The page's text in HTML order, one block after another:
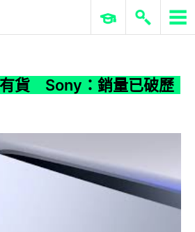
ERP 與商業 AI
貨 Sony：銷量已破歷